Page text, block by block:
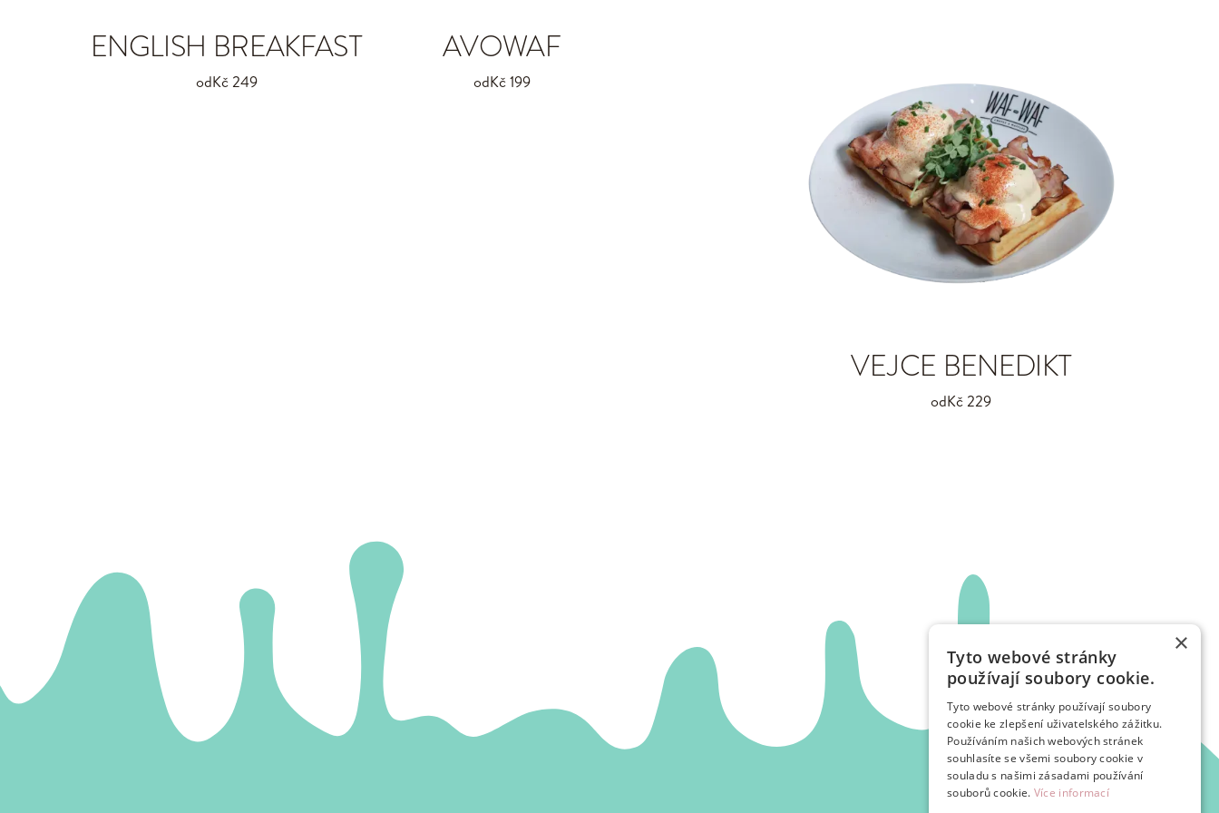
ENGLISH BREAKFAST
odKč 249
AVOWAF
odKč 199
VEJCE BENEDIKT
odKč 229
×
Tyto webové stránky
používají soubory cookie.
Tyto webové stránky používají soubory
cookie ke zlepšení uživatelského zážitku.
Používáním našich webových stránek
souhlasíte se všemi soubory cookie v
souladu s našimi zásadami používání
souborů cookie. Více informací